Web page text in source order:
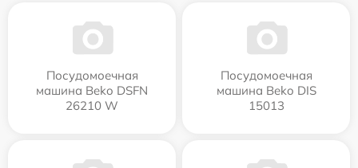
Посудомоечная
машина Beko DSFN
26210 W
Посудомоечная
машина Beko DIS
15013